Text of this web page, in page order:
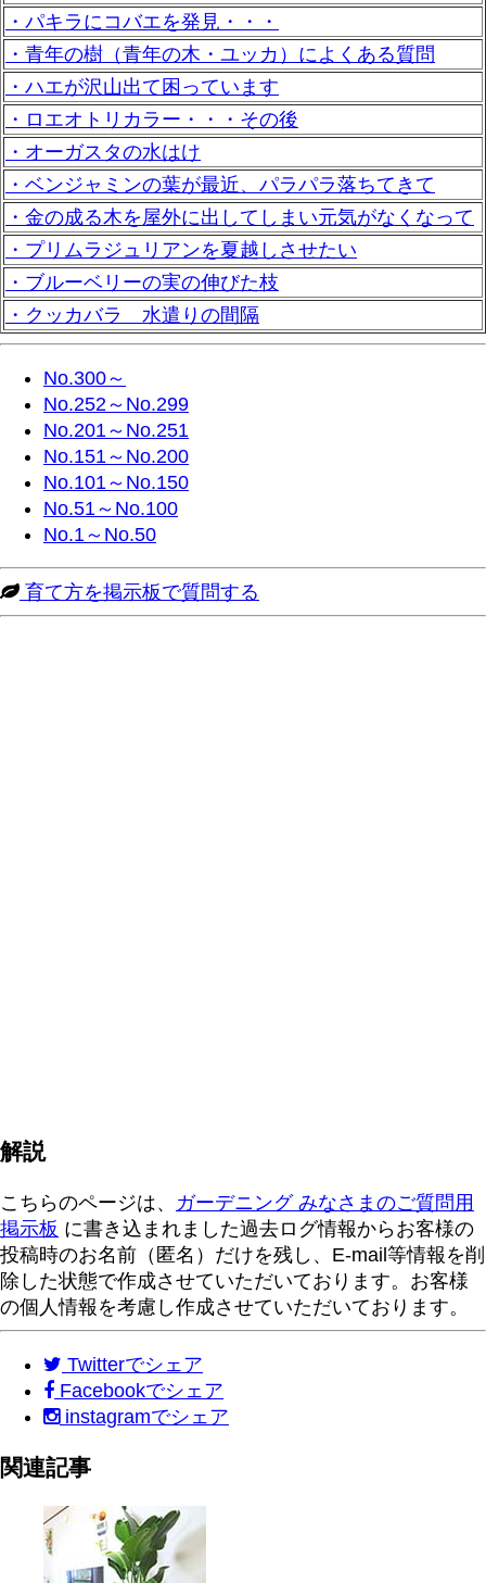
・パキラにコバエを発見・・・
・青年の樹（青年の木・ユッカ）によくある質問
・ハエが沢山出て困っています
・ロエオトリカラー・・・その後
・オーガスタの水はけ
・ベンジャミンの葉が最近、パラパラ落ちてきて
・金の成る木を屋外に出してしまい元気がなくなって
・プリムラジュリアンを夏越しさせたい
・ブルーベリーの実の伸びた枝
・クッカバラ 水遣りの間隔
No.300～
No.252～No.299
No.201～No.251
No.151～No.200
No.101～No.150
No.51～No.100
No.1～No.50
育て方を掲示板で質問する
解説
こちらのページは、 ガーデニング みなさまのご質問用
掲示板 に書き込まれました過去ログ情報からお客様の
投稿時のお名前（匿名）だけを残し、E-mail等情報を削
除した状態で作成させていただいております。お客様
の個人情報を考慮し作成させていただいております。
Twitterでシェア
Facebookでシェア
instagramでシェア
関連記事